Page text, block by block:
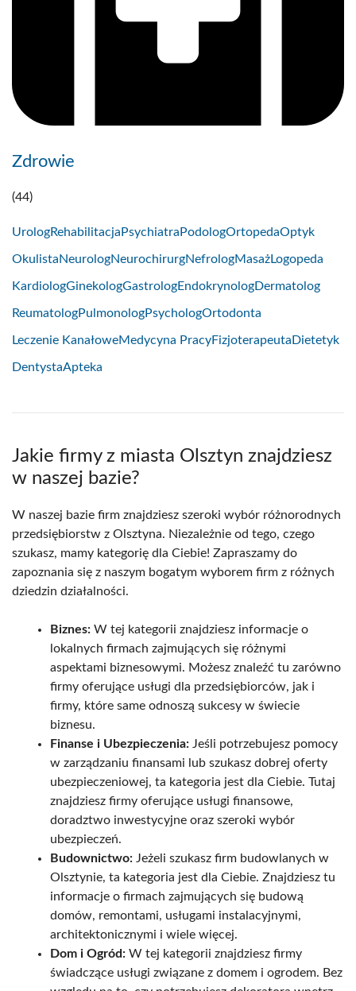
Zdrowie
(44)
UrologRehabilitacja Psychiatra PodologOrtopedaOptyk
OkulistaNeurologNeurochirurgNefrologMasażLogopeda
KardiologGinekologGastrologEndokrynologDermatolog
ReumatologPulmonologPsychologOrtodonta
Leczenie KanałoweMedycyna PracyFizjoterapeuta Dietetyk
DentystaApteka
Jakie firmy z miasta Olsztyn znajdziesz
w naszej bazie?
W naszej bazie firm znajdziesz szeroki wybór różnorodnych
przedsiębiorstw z Olsztyna. Niezależnie od tego, czego
szukasz, mamy kategorię dla Ciebie! Zapraszamy do
zapoznania się z naszym bogatym wyborem firm z różnych
dziedzin działalności.
Biznes: W tej kategorii znajdziesz informacje o
lokalnych firmach zajmujących się różnymi
aspektami biznesowymi. Możesz znaleźć tu zarówno
firmy oferujące usługi dla przedsiębiorców, jak i
firmy, które same odnoszą sukcesy w świecie
biznesu.
Finanse i Ubezpieczenia: Jeśli potrzebujesz pomocy
w zarządzaniu finansami lub szukasz dobrej oferty
ubezpieczeniowej, ta kategoria jest dla Ciebie. Tutaj
znajdziesz firmy oferujące usługi finansowe,
doradztwo inwestycyjne oraz szeroki wybór
ubezpieczeń.
Budownictwo: Jeżeli szukasz firm budowlanych w
Olsztynie, ta kategoria jest dla Ciebie. Znajdziesz tu
informacje o firmach zajmujących się budową
domów, remontami, usługami instalacyjnymi,
architektonicznymi i wiele więcej.
Dom i Ogród: W tej kategorii znajdziesz firmy
świadczące usługi związane z domem i ogrodem. Bez